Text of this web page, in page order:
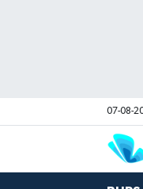
07-08-
Bursa Namaz
Bursa Trafik